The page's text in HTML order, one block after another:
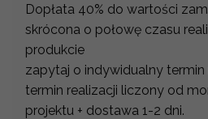
Dopłata 40% do wartości
skrócona o połowę czasu
produkcie
zapytaj o indywidualny
termin realizacji liczony od
projektu + dostawa 1-2 dni.